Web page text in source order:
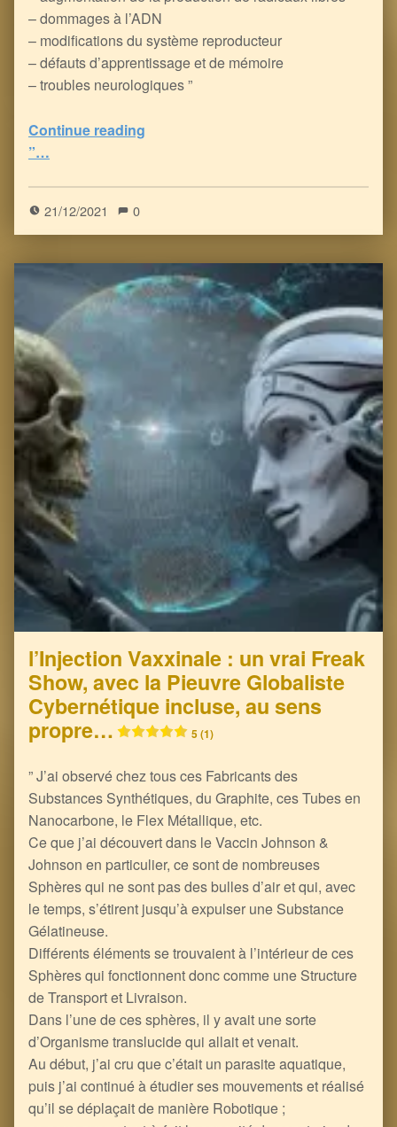
– dommages à l’ADN
– modifications du système reproducteur
– défauts d’apprentissage et de mémoire
– troubles neurologiques ”
Continue reading
”…
21/12/2021 0
l’Injection Vaxxinale : un vrai Freak
Show, avec la Pieuvre Globaliste
Cybernétique incluse, au sens
propre…
5 (1)
” J’ai observé chez tous ces Fabricants des
Substances Synthétiques, du Graphite, ces Tubes en
Nanocarbone, le Flex Métallique, etc.
Ce que j’ai découvert dans le Vaccin Johnson &
Johnson en particulier, ce sont de nombreuses
Sphères qui ne sont pas des bulles d’air et qui, avec
le temps, s’étirent jusqu’à expulser une Substance
Gélatineuse.
Différents éléments se trouvaient à l’intérieur de ces
Sphères qui fonctionnent donc comme une Structure
de Transport et Livraison.
Dans l’une de ces sphères, il y avait une sorte
d’Organisme translucide qui allait et venait.
Au début, j’ai cru que c’était un parasite aquatique,
puis j’ai continué à étudier ses mouvements et réalisé
qu’il se déplaçait de manière Robotique ;